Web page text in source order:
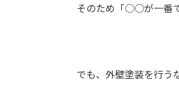
そのため「○○が一番
でも、外壁塗装を行う